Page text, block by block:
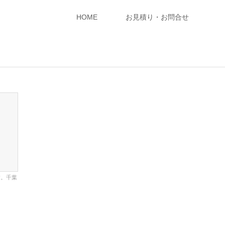
HOME お見積り・お問合せ
千葉